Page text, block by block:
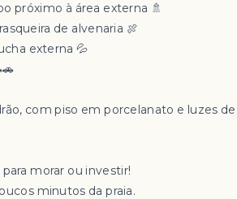
próximo à área externa 🚿
de alvenaria 🍖
externa 💦
com piso em porcelanato e luzes de
morar ou investir!
minutos da praia.